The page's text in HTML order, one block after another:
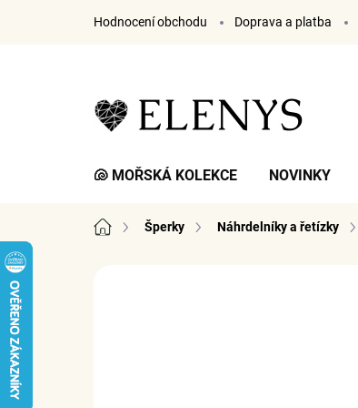
Hodnocení obchodu Doprava a platba
🐚 MOŘSKÁ KOLEKCE NOVINKY
Domů Šperky Náhrdelníky a řetízky